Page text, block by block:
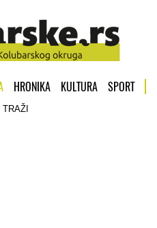
HRONIKA KULTURA SPORT
TRAŽI